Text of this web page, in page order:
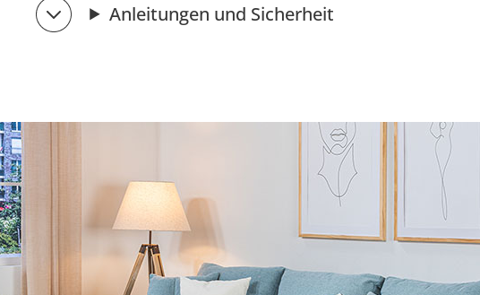
Anleitungen und Sicherheit